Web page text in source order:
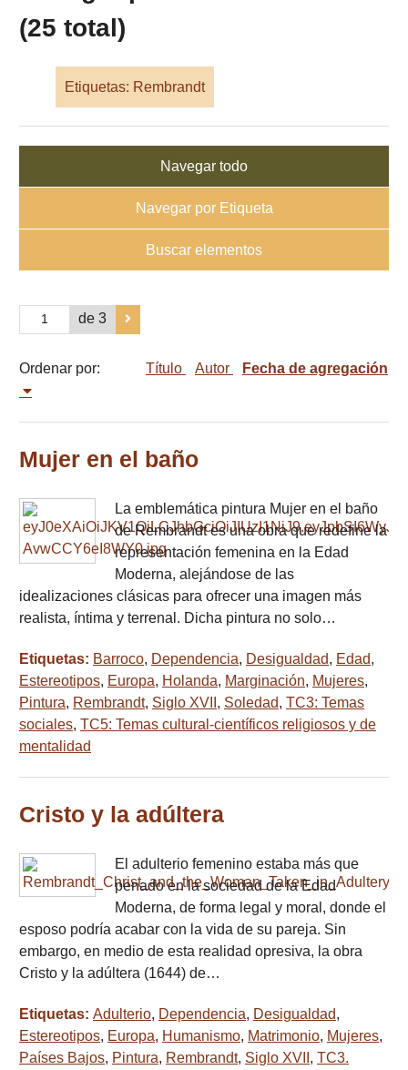
(25 total)
Etiquetas: Rembrandt
Navegar todo
Navegar por Etiqueta
Buscar elementos
de 3
Ordenar por: Título Autor Fecha de agregación
Mujer en el baño
La emblemática pintura Mujer en el baño
de Rembrandt es una obra que redefine la
representación femenina en la Edad
Moderna, alejándose de las
idealizaciones clásicas para ofrecer una imagen más
realista, íntima y terrenal. Dicha pintura no solo…
Etiquetas: Barroco, Dependencia, Desigualdad, Edad,
Estereotipos, Europa, Holanda, Marginación, Mujeres,
Pintura, Rembrandt, Siglo XVII , Soledad, TC3: Temas
sociales, TC5: Temas cultural-científicos religiosos y de
mentalidad
Cristo y la adúltera
El adulterio femenino estaba más que
penado en la sociedad de la Edad
Moderna, de forma legal y moral, donde el
esposo podría acabar con la vida de su pareja. Sin
embargo, en medio de esta realidad opresiva, la obra
Cristo y la adúltera (1644) de…
Etiquetas: Adulterio, Dependencia, Desigualdad,
Estereotipos, Europa, Humanismo, Matrimonio, Mujeres,
Países Bajos, Pintura, Rembrandt, Siglo XVII , TC3.